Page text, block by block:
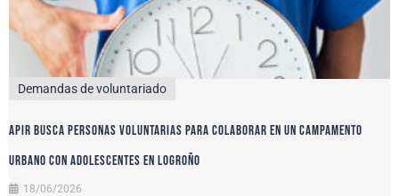
Demandas de voluntariado
APIR busca personas voluntarias para colaborar en un campamento
urbano con adolescentes en Logroño
18/06/2026